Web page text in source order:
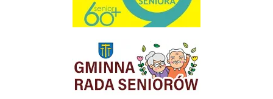
link do strony Gminnej Rady Seniorow - Wieliczka